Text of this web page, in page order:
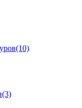
(10)
(3)